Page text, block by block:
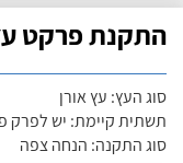
התקנת פרקט
סוג העץ: עץ אורן
תשתית קיימת: יש לפרק
סוג התקנה: הנחה צפה